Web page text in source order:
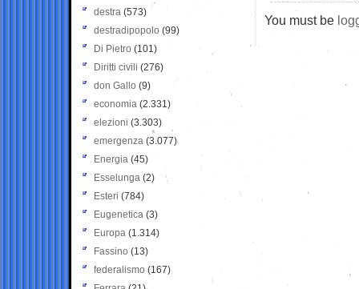
You must be
destra (573)
destradipopolo (99)
Di Pietro (101)
Diritti civili (276)
don Gallo (9)
economia (2.331)
elezioni (3.303)
emergenza (3.077)
Energia (45)
Esselunga (2)
Esteri (784)
Eugenetica (3)
Europa (1.314)
Fassino (13)
federalismo (167)